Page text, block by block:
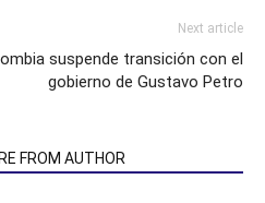
Next article
suspende transición con el
gobierno de Gustavo Petro
FROM AUTHOR